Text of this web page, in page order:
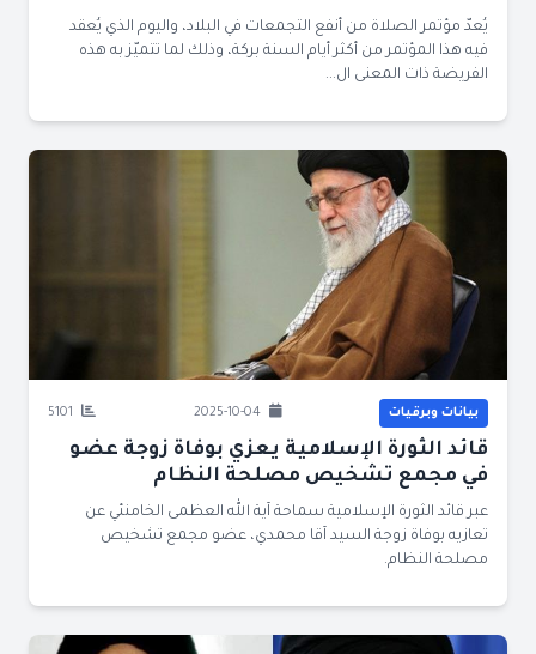
يُعدّ مؤتمر الصلاة من أنفع التجمعات في البلاد، واليوم الذي يُعقد
فيه هذا المؤتمر من أكثر أيام السنة بركة، وذلك لما تتميّز به هذه
الفريضة ذات المعنى ال...
بيانات وبرقيات 2025-10-04
قائد الثورة الإسلامية يعزي بوفاة زوجة عضو
في مجمع تشخيص مصلحة النظام
عبر قائد الثورة الإسلامية سماحة آية الله العظمى الخامنئي عن
تعازيه بوفاة زوجة السيد آقا محمدي، عضو مجمع تشخيص
مصلحة النظام.